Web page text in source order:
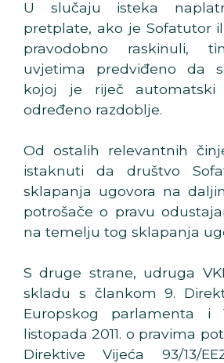
U slučaju isteka
pretplate, ako je Sofatutor
pravodobno raskinuli,
uvjetima predviđeno da
kojoj je riječ automatski
određeno razdoblje.
Od ostalih relevantnih
istaknuti da društvo
sklapanja ugovora na
potrošače o pravu
na temelju tog sklapanja
S druge strane, udruga
skladu s člankom 9.
Europskog parlamenta i
listopada 2011. o pravima
Direktive Vijeća 93/13/